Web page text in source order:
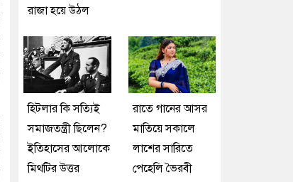
রাজা হয়ে উঠল
হিটলার কি সত্যিই
সমাজতন্ত্রী ছিলেন?
ইতিহাসের আলোকে
মিথটির উত্তর
রাতে গানের আসর
মাতিয়ে সকালে
লাশের সারিতে
পেহেলি ভৈরবী